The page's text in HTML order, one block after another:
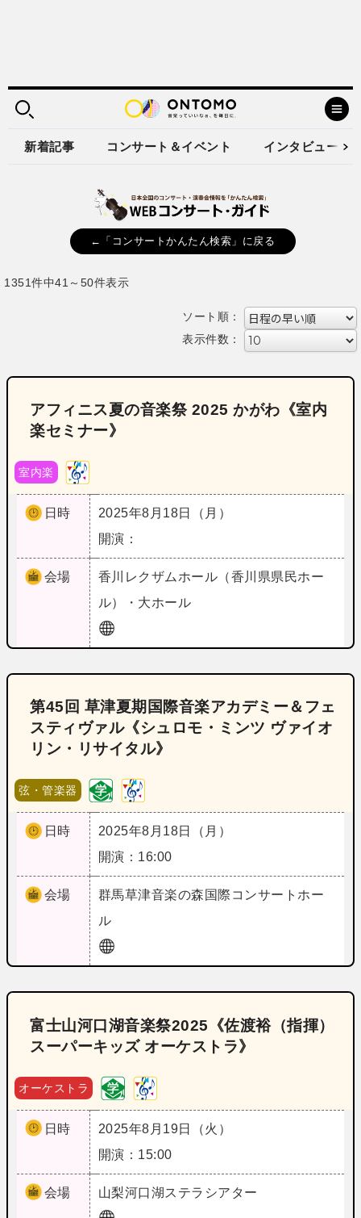
新着記事 コンサート＆イベント インタビュー
←「コンサートかんたん検索」に戻る
1351件中41～50件表示
ソート順：
表示件数：
アフィニス夏の音楽祭 2025 かがわ《室内
楽セミナー》
室内楽
日時
2025年8月18日（月）
開演：
会場 香川
レクザムホール（香川県県民ホー
ル）・大ホール
第45回 草津夏期国際音楽アカデミー＆フェ
スティヴァル《シュロモ・ミンツ ヴァイオ
リン・リサイタル》
弦・管楽器
日時
2025年8月18日（月）
開演：16:00
会場 群馬草津音楽の森国際コンサートホー
ル
富士山河口湖音楽祭2025《佐渡裕（指揮）
スーパーキッズ オーケストラ》
オーケストラ
日時
2025年8月19日（火）
開演：15:00
会場 山梨河口湖ステラシアター